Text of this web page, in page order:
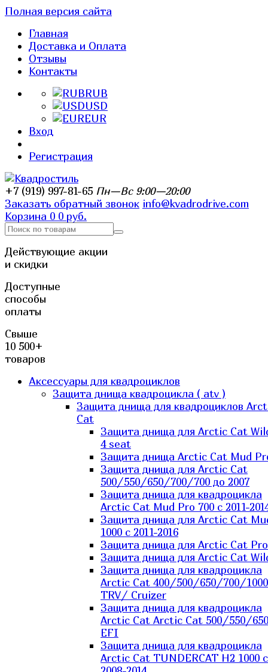
Полная версия сайта
Главная
Доставка и Оплата
Отзывы
Контакты
RUB
USD
EUR
Вход
Регистрация
+7 (919) 997-81-65 Пн—Вс 9:00—20:00
Заказать обратный звонок info@kvadrodrive.com
Корзина 0 0 руб.
Действующие акции
и скидки
Доступные
способы
оплаты
Свыше
10 500+
товаров
Аксессуары для квадроциклов
Защита днища квадроцикла ( atv )
Защита днища для квадроциклов
Cat
Защита днища для Arctic Cat
4 seat
Защита днища Arctic Cat Mud
Защита днища для Arctic Cat
500/550/650/700/700 до 2007
Защита днища для квадроцикла
Arctic Cat Mud Pro 700 с 2011-
Защита днища для Arctic Cat
1000 c 2011-2016
Защита днища для Arctic Cat
Защита днища для Arctic Cat
Защита днища для квадроцикла
Arctic Cat 400/500/650/700/1000
TRV/ Cruizer
Защита днища для квадроцикла
Arctic Cat Arctic Cat 500/550/
EFI
Защита днища для квадроцикла
Arctic Cat TUNDERCAT H2 1000 c